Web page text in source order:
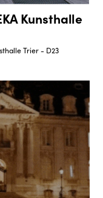
Kunsthalle
Trier - D23